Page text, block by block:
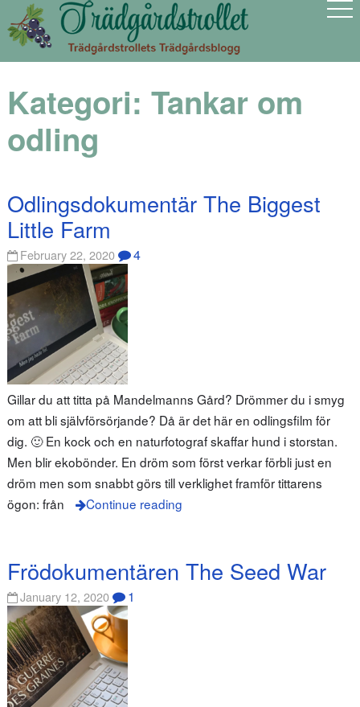
Kategori: Tankar om
odling
Odlingsdokumentär The Biggest
Little Farm
February 22, 2020 4
Gillar du att titta på Mandelmanns Gård? Drömmer du i smyg
om att bli självförsörjande? Då är det här en odlingsfilm för
dig. 🙂 En kock och en naturfotograf skaffar hund i storstan.
Men blir ekobönder. En dröm som först verkar förbli just en
dröm men som snabbt görs till verklighet framför tittarens
ögon: från
Continue reading
Frödokumentären The Seed War
January 12, 2020 1